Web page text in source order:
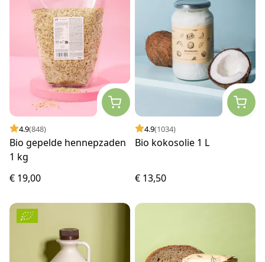
4.9(848)
Bio gepelde hennepzaden
1 kg
€ 19,00
4.9(1034)
Bio kokosolie 1 L
€ 13,50